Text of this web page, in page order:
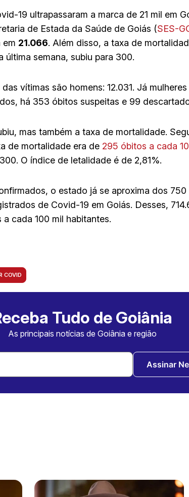
19 ultrapassaram a marca de 21 mil em
de Estada da Saúde de Goiás (SES-
em 21.066. Além disso, a taxa de
última semana, subiu para 300.
vítimas são homens: 12.031. Já
há 353 óbitos suspeitas e 99
mas também a taxa de mortalidade.
de mortalidade era de 295 óbitos a cada
O índice de letalidade é de 2,81%.
o estado já se aproxima dos 750
de Covid-19 em Goiás. Desses,
cada 100 mil habitantes.
COVID
Tudo de Goiânia
As principais notícias de Goiânia e região
Assinar